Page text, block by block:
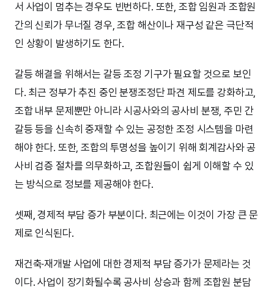
서 사업이 멈추는 경우도 빈번하다. 또한, 조합 임원과 조합원
간의 신뢰가 무너질 경우, 조합 해산이나 재구성 같은 극단적
인 상황이 발생하기도 한다.
갈등 해결을 위해서는 갈등 조정 기구가 필요할 것으로 보인
다. 최근 정부가 추진 중인 분쟁조정단 파견 제도를 강화하고,
조합 내부 문제뿐만 아니라 시공사와의 공사비 분쟁, 주민 간
갈등 등을 신속히 중재할 수 있는 공정한 조정 시스템을 마련
해야 한다. 또한, 조합의 투명성을 높이기 위해 회계감사와 공
사비 검증 절차를 의무화하고, 조합원들이 쉽게 이해할 수 있
는 방식으로 정보를 제공해야 한다.
셋째, 경제적 부담 증가 부분이다. 최근에는 이것이 가장 큰 문
제로 인식된다.
재건축·재개발 사업에 대한 경제적 부담 증가가 문제라는 것
이다. 사업이 장기화될수록 공사비 상승과 함께 조합원 분담